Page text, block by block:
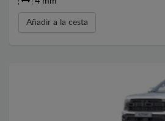
Añadir a la cesta